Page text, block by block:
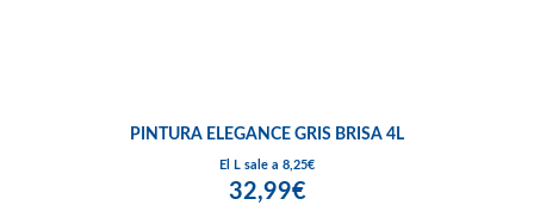
PINTURA ELEGANCE GRIS BRISA 4L
El L sale a 8,25€
32,99€